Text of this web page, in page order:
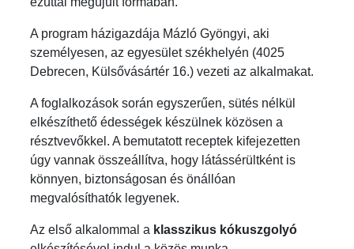
A program házigazdája Mázló Gyöngyi, aki
személyesen, az egyesület székhelyén (4025
Debrecen, Külsővásártér 16.) vezeti az alkalmakat.
A foglalkozások során egyszerűen, sütés nélkül
elkészíthető édességek készülnek közösen a
résztvevőkkel. A bemutatott receptek kifejezetten
úgy vannak összeállítva, hogy látássérültként is
könnyen, biztonságosan és önállóan
megvalósíthatók legyenek.
Az első alkalommal a klasszikus kókuszgolyó